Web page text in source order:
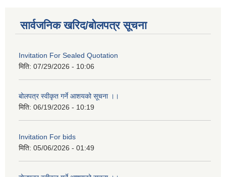
सार्वजनिक खरिद/बोलपत्र सूचना
Invitation For Sealed Quotation
मिति: 07/29/2026 - 10:06
बोलपत्र स्वीकृत गर्ने आशयको सूचना ।।
मिति: 06/19/2026 - 10:19
Invitation For bids
मिति: 05/06/2026 - 01:49